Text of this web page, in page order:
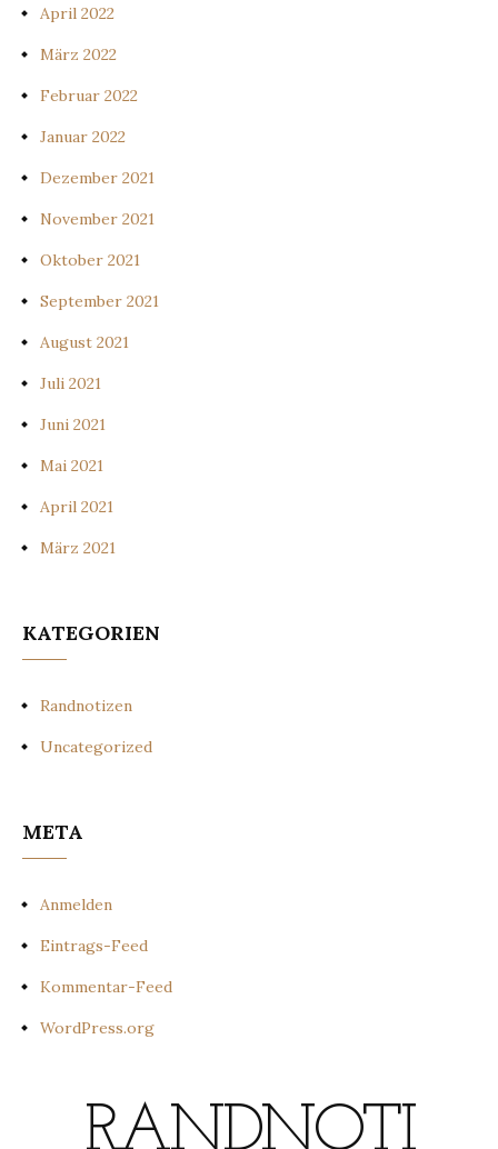
April 2022
März 2022
Februar 2022
Januar 2022
Dezember 2021
November 2021
Oktober 2021
September 2021
August 2021
Juli 2021
Juni 2021
Mai 2021
April 2021
März 2021
KATEGORIEN
Randnotizen
Uncategorized
META
Anmelden
Eintrags-Feed
Kommentar-Feed
WordPress.org
RANDNOTI